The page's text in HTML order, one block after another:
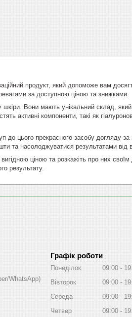
продукт, який допоможе вам
за доступною ціною та знижками.
шкіри. Вони мають унікальний склад,
активні компоненти, такі як
до цього прекрасного засобу догляду
насолоджуватися результатами від
ціною та розкажіть про них
результату.
WhatsApp)
Графік роботи
Понеділок 09:00
Вівторок
09:00
Середа
09:00
Четвер
09:00